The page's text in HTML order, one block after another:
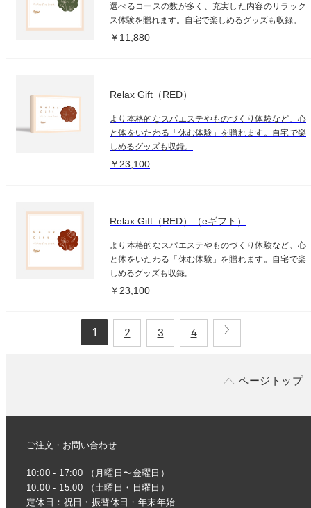
選べるコースの数が多く、充実した内容のリラック
ス体験を贈れます。自宅で楽しめるグッズも収録。
￥11,880
Relax Gift（RED）
より本格的なスパエステやものづくり体験など、心
と体をいたわる「休む体験」を贈れます。自宅で楽
しめるグッズも収録。
￥23,100
Relax Gift（RED）（eギフト）
より本格的なスパエステやものづくり体験など、心
と体をいたわる「休む体験」を贈れます。自宅で楽
しめるグッズも収録。
￥23,100
1 2 3 4
ページトップ
ご注文・お問い合わせ
10:00 - 17:00 （月曜日〜金曜日）
10:00 - 15:00 （土曜日・日曜日）
定休日：祝日・振替休日・年末年始